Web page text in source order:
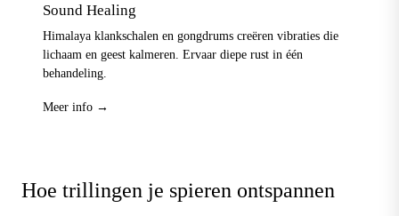
Sound Healing
Himalaya klankschalen en gongdrums creëren vibraties die
lichaam en geest kalmeren. Ervaar diepe rust in één
behandeling.
Meer info →
Hoe trillingen je spieren ontspannen